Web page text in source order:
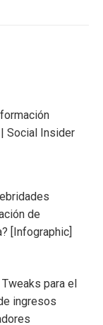
Social Insider
de
[Infographic]
para el
ingresos